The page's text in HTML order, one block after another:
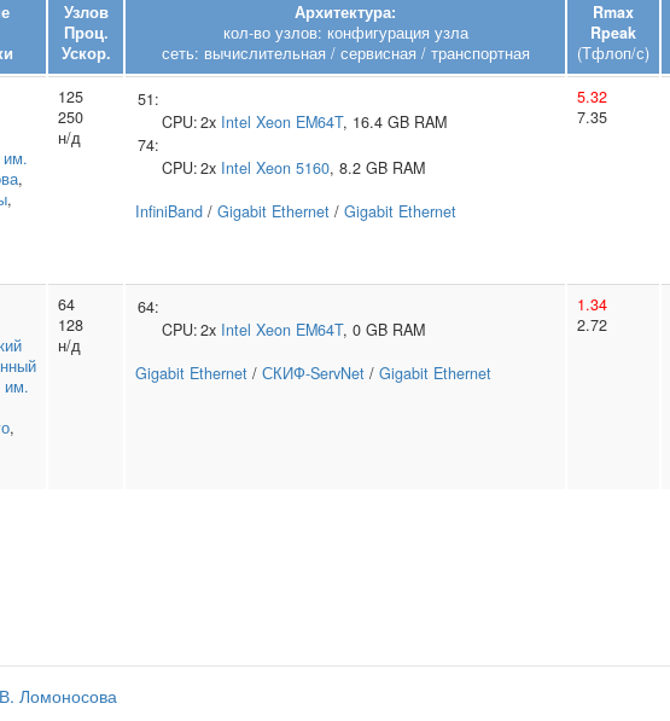
Узлов
Проц.
Ускор.
Архитектура:
кол-во узлов: конфигурация узла
сеть: вычислительная / сервисная / транспортная
Rmax
Rpeak
(Тфлоп/с)
им.
,
,
125
250
н/д
51:
CPU:2x Intel Xeon EM64T, 16.4 GB RAM
74:
CPU:2x Intel Xeon 5160, 8.2 GB RAM
InfiniBand / Gigabit Ethernet / Gigabit Ethernet
5.32
7.35
им.
,
64
128
н/д
64:
CPU:2x Intel Xeon EM64T, 0 GB RAM
Gigabit Ethernet / СКИФ-ServNet / Gigabit Ethernet
1.34
2.72
Ломоносова